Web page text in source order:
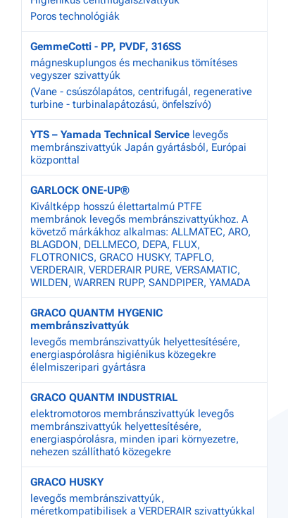
Poros technológiák
GemmeCotti - PP, PVDF, 316SS
mágneskuplungos és mechanikus tömítéses
vegyszer szivattyúk
(Vane - csúszólapátos, centrifugál, regenerative
turbine - turbinalapátozású, önfelszívó)
YTS – Yamada Technical Service levegős
membránszivattyúk Japán gyártásból, Európai
központtal
GARLOCK ONE-UP®
Kiváltképp hosszú élettartalmú PTFE
membránok levegős membránszivattyúkhoz. A
követző márkákhoz alkalmas: ALLMATEC, ARO,
BLAGDON, DELLMECO, DEPA, FLUX,
FLOTRONICS, GRACO HUSKY, TAPFLO,
VERDERAIR, VERDERAIR PURE, VERSAMATIC,
WILDEN, WARREN RUPP, SANDPIPER, YAMADA
GRACO QUANTM HYGENIC
membránszivattyúk
levegős membránszivattyúk helyettesítésére,
energiaspórolásra higiénikus közegekre
élelmiszeripari gyártásra
GRACO QUANTM INDUSTRIAL
elektromotoros membránszivattyúk levegős
membránszivattyúk helyettesítésére,
energiaspórolásra, minden ipari környezetre,
nehezen szállítható közegekre
GRACO HUSKY
levegős membránszivattyúk,
méretkompatibilisek a VERDERAIR szivattyúkkal